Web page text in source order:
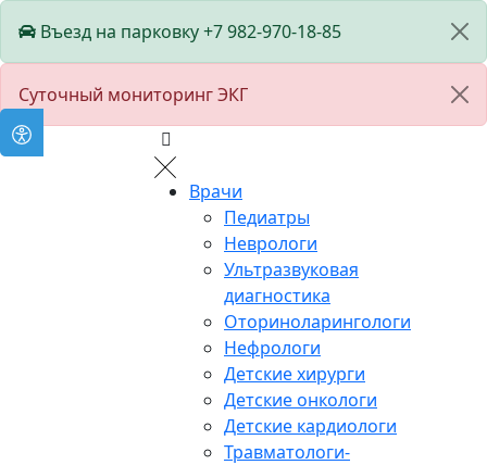
Въезд на парковку +7 982-970-18-85
Суточный мониторинг ЭКГ
Врачи
Педиатры
Неврологи
Ультразвуковая
диагностика
Оториноларингологи
Нефрологи
Детские хирурги
Детские онкологи
Детские кардиологи
Травматологи-